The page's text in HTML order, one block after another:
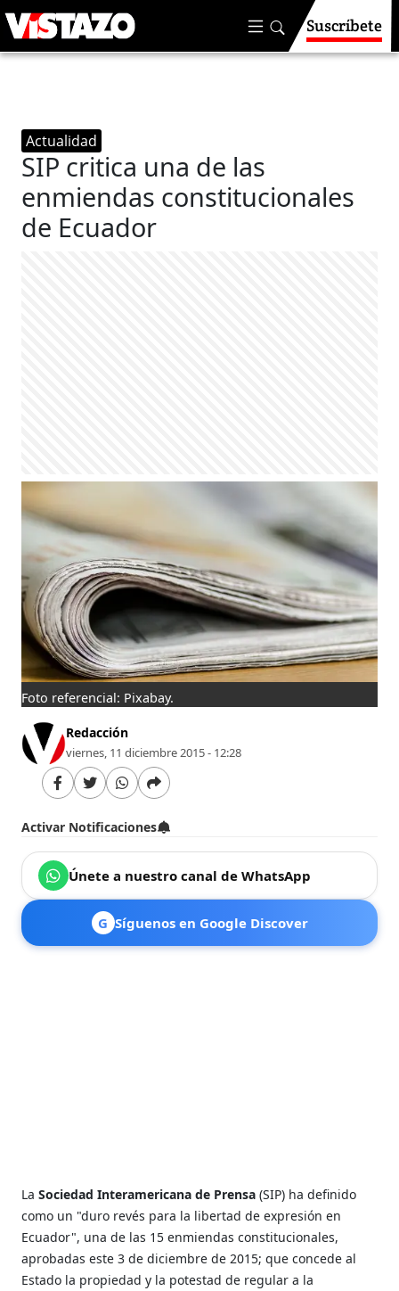
Suscríbete
Actualidad
SIP critica una de las
enmiendas constitucionales
de Ecuador
Foto referencial: Pixabay.
Redacción
viernes, 11 diciembre 2015 - 12:28
Activar Notificaciones
Únete a nuestro canal de WhatsApp
G Síguenos en Google Discover
La Sociedad Interamericana de Prensa(SIP) ha definido
como un "duro revés para la libertad de expresión en
Ecuador", una de las 15 enmiendas constitucionales,
aprobadas este 3 de diciembre de 2015; que concede al
Estado la propiedad y la potestad de regular a la